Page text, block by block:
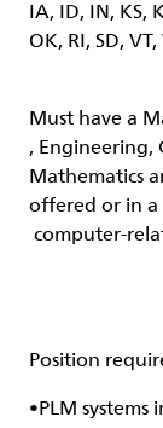
IA, ID, IN, KS,
OK, RI, SD,
Must have a
, Engineering,
Mathematics
offered or in a
computer-
Position
•PLM